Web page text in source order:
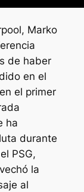
Marko
de haber
en el
el primer
ha
durante
PSG,
la
al